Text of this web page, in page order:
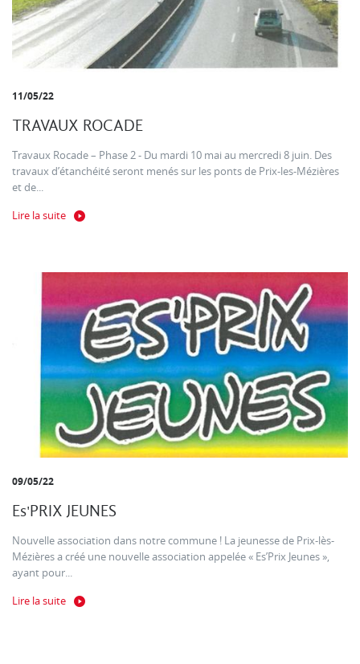
11/05/22
TRAVAUX ROCADE
Travaux Rocade – Phase 2 - Du mardi 10 mai au mercredi 8 juin. Des
travaux d’étanchéité seront menés sur les ponts de Prix-les-Mézières
et de...
Lire la suite
09/05/22
Es'PRIX JEUNES
Nouvelle association dans notre commune ! La jeunesse de Prix-lès-
Mézières a créé une nouvelle association appelée « Es’Prix Jeunes »,
ayant pour...
Lire la suite